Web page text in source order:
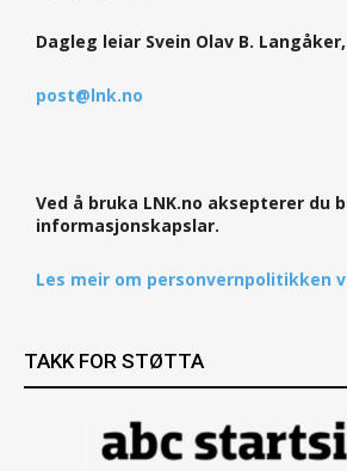
Dagleg leiar Svein Olav B. Langåker,
post@lnk.no
Ved å bruka LNK.no aksepterer du
informasjonskapslar.
Les meir om personvernpolitikken
TAKK FOR STØTTA